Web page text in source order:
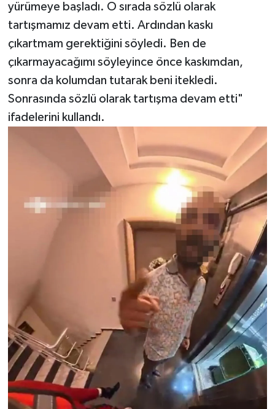
yürümeye başladı. O sırada sözlü olarak
tartışmamız devam etti. Ardından kaskı
çıkartmam gerektiğini söyledi. Ben de
çıkarmayacağımı söyleyince önce kaskımdan,
sonra da kolumdan tutarak beni itekledi.
Sonrasında sözlü olarak tartışma devam etti"
ifadelerini kullandı.